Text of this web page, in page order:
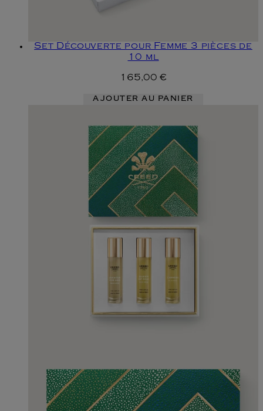
Set Découverte pour Femme 3 pièces de
10 ml
165,00 €
AJOUTER AU PANIER